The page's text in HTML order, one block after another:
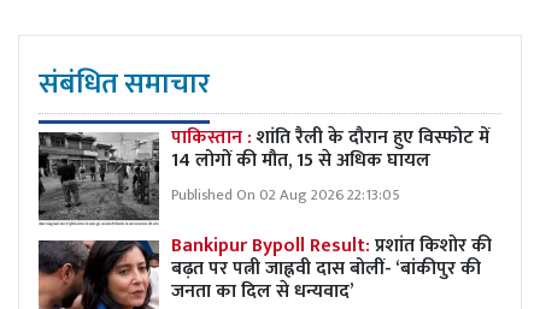
संबंधित समाचार
पाकिस्तान :शांति रैली के दौरान हुए विस्फोट में
14 लोगों की मौत, 15 से अधिक घायल
Published On 02 Aug 2026 22:13:05
Bankipur Bypoll Result:प्रशांत किशोर की
बढ़त पर पत्नी जाह्नवी दास बोलीं- ‘बांकीपुर की
जनता का दिल से धन्यवाद’